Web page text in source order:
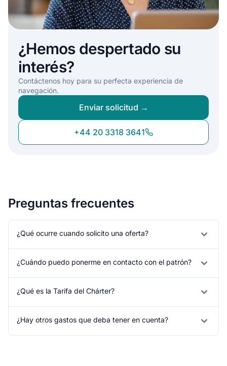
¿Hemos despertado su
interés?
Contáctenos hoy para su perfecta experiencia de
navegación.
Enviar solicitud →
+44 20 3318 3641
Preguntas frecuentes
¿Qué ocurre cuando solicito una oferta?
¿Cuándo puedo ponerme en contacto con el patrón?
¿Qué es la Tarifa del Chárter?
¿Hay otros gastos que deba tener en cuenta?